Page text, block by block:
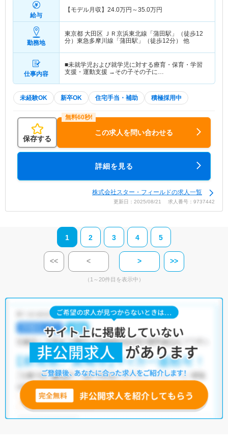
給与
【モデル月収】 24.0万円～35.0万円
勤務地
東京都 大田区 ＪＲ京浜東北線「蒲田駅」（徒歩12
分）東急多摩川線「蒲田駅」（徒歩12分） 他
仕事内容
■未就学児および就学児に対する療育・保育・学習
支援・運動支援 →その子その子に…
未経験OK 新卒OK 住宅手当・補助 積極採用中
保存する
この求人を問い合わせる
詳細を見る
株式会社スター・フィールドの求人一覧
更新日：2025/08/21 求人番号：9737442
1 2 3 4 5
<< < > >>
（1～20件目を表示中）